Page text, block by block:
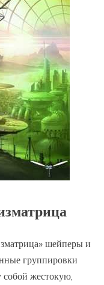
шейперы и
группировки
жестокую,